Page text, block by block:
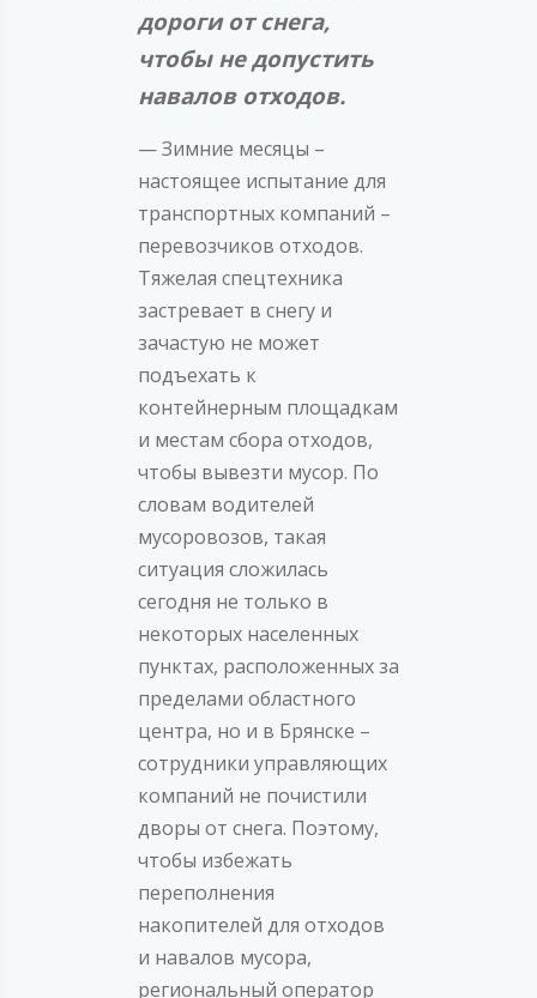
дороги от снега,
чтобы не допустить
навалов отходов.
— Зимние месяцы –
настоящее испытание для
транспортных компаний –
перевозчиков отходов.
Тяжелая спецтехника
застревает в снегу и
зачастую не может
подъехать к
контейнерным площадкам
и местам сбора отходов,
чтобы вывезти мусор. По
словам водителей
мусоровозов, такая
ситуация сложилась
сегодня не только в
некоторых населенных
пунктах, расположенных за
пределами областного
центра, но и в Брянске –
сотрудники управляющих
компаний не почистили
дворы от снега. Поэтому,
чтобы избежать
переполнения
накопителей для отходов
и навалов мусора,
региональный оператор